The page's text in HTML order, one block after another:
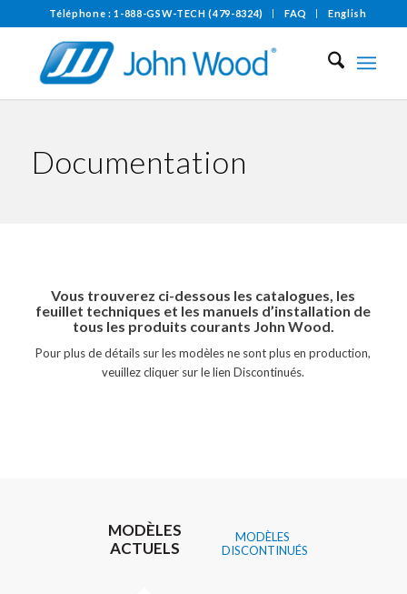
Téléphone : 1-888-GSW-TECH (479-8324) FAQ English
Documentation
Vous trouverez ci-dessous les catalogues, les
feuillet techniques et les manuels d’installation de
tous les produits courants John Wood.
Pour plus de détails sur les modèles ne sont plus en production,
veuillez cliquer sur le lien Discontinués.
MODÈLES
ACTUELS
MODÈLES
DISCONTINUÉS